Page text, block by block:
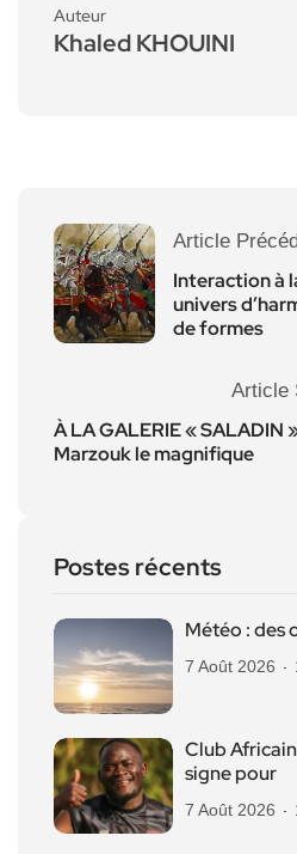
Auteur
Khaled KHOUINI
Article
Interaction à
univers
de formes
Article
À LA GALERIE « SALADIN
Marzouk le magnifique
Postes récents
Météo : des
7 Août 2026
Club
signe pour
7 Août 2026